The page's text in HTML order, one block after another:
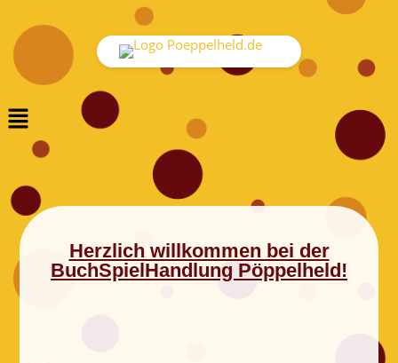
Herzlich willkommen bei der
BuchSpielHandlung Pöppelheld!